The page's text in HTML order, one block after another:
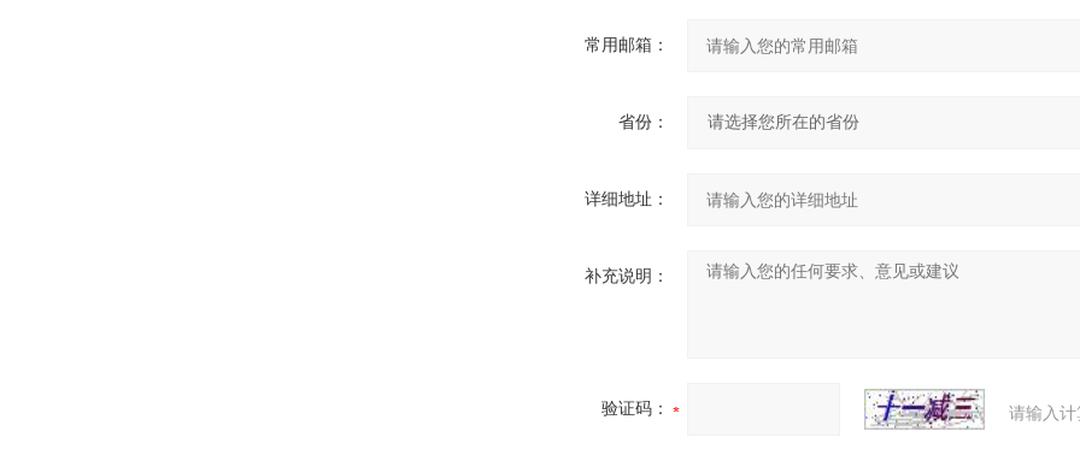
常用邮箱：
省份：
详细地址：
补充说明：
验证码： 请输入